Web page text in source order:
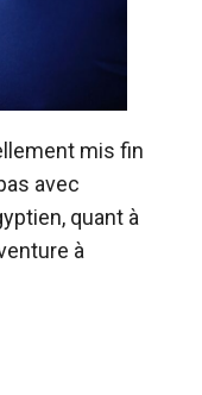
mis fin
avec
quant à
à